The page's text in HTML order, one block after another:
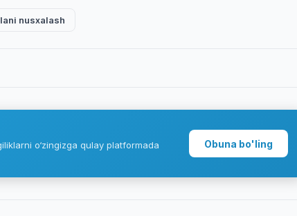
nusxalash
o‘zingizga qulay platformada
Obuna bo'ling